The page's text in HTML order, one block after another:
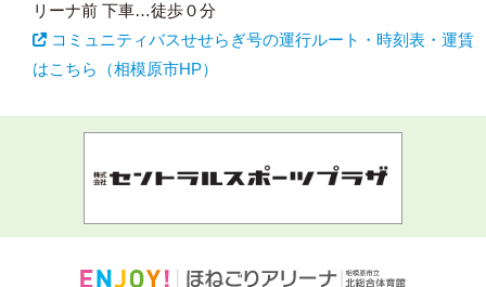
リーナ前 下車…徒歩０分
コミュニティバスせせらぎ号の運行ルート・時刻表・運賃
はこちら（相模原市HP）